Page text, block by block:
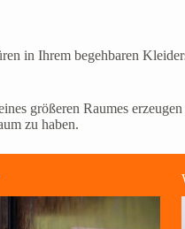
in Ihrem begehbaren
größeren Raumes
zu haben.